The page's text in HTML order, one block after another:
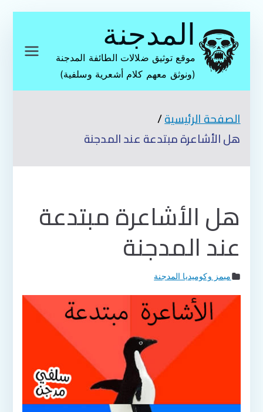
المحتوى
المدجنة
موقع توثيق ضلالات الطائفة المدجنة
(ونوثق معهم كلام أشعرية وسلفية)
الصفحة الرئيسية
هل الأشاعرة مبتدعة عند المدجنة
هل الأشاعرة مبتدعة
عند المدجنة
ميمز وكوميديا المدجنة